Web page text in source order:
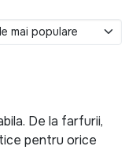
De la farfurii,
pentru orice